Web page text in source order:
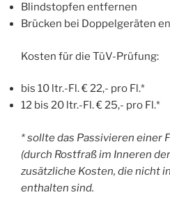
Blindstopfen entfernen
Brücken bei Doppelgeräten
Kosten für die TüV-Prüfung:
bis 10 ltr.-Fl. € 22,- pro Fl.*
12 bis 20 ltr.-Fl. € 25,- pro Fl.*
* sollte das Passivieren einer
(durch Rostfraß im Inneren
zusätzliche Kosten, die nicht
enthalten sind.